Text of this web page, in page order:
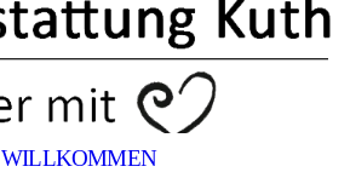
WILLKOMMEN